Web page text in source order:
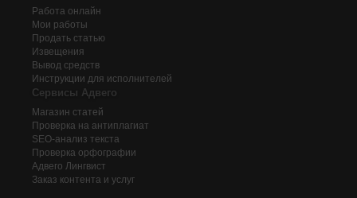
Работа онлайн
Мои работы
Продать статью
Извещения
Вывод средств
Инструкции для исполнителей
Сервисы Адвего
Магазин статей
Проверка на антиплагиат
SEO-анализ текста
Проверка орфографии
Адвего Лингвист
Заказ контента и услуг